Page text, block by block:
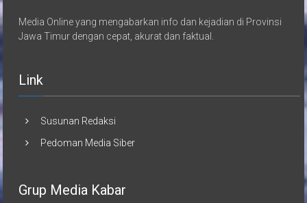
Media Online yang mengabarkan info dan kejadian di Provinsi
Jawa Timur dengan cepat, akurat dan faktual.
Link
Susunan Redaksi
Pedoman Media Siber
Grup Media Kabar